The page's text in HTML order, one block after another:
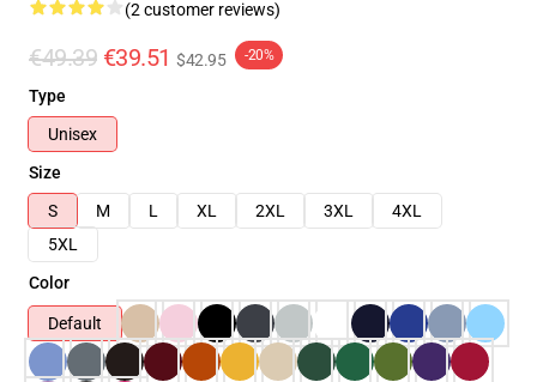
(2 customer reviews)
€49.39 €39.51 $42.95 -20%
Type
Unisex
Size
S
M L XL 2XL 3XL
4XL
5XL
Color
Default